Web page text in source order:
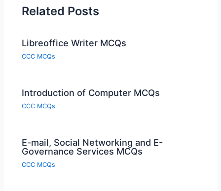
Related Posts
Libreoffice Writer MCQs
CCC MCQs
Introduction of Computer MCQs
CCC MCQs
E-mail, Social Networking and E-
Governance Services MCQs
CCC MCQs